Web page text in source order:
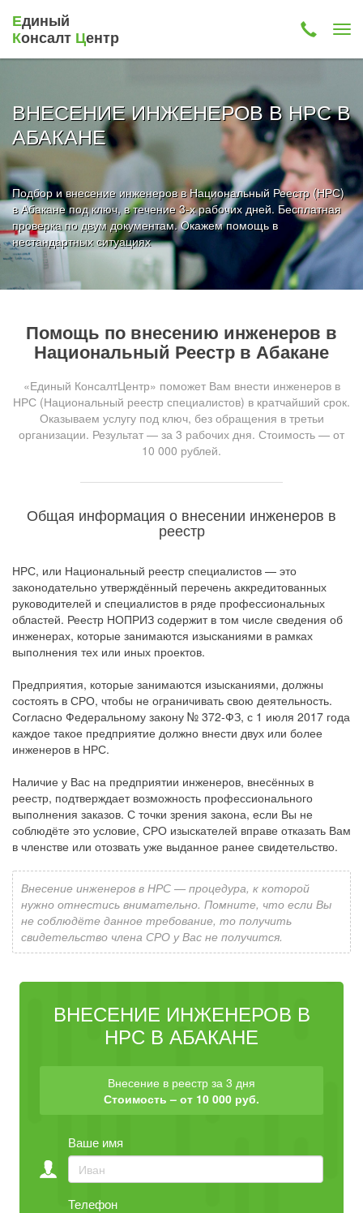
Единый
Консалт Центр
ВНЕСЕНИЕ ИНЖЕНЕРОВ В НРС В
АБАКАНЕ
Подбор и внесение инженеров в Национальный Реестр (НРС)
в Абакане под ключ, в течение 3-х рабочих дней. Бесплатная
проверка по двум документам. Окажем помощь в
нестандартных ситуациях
Помощь по внесению инженеров в
Национальный Реестр в Абакане
«Единый КонсалтЦентр» поможет Вам внести инженеров в
НРС (Национальный реестр специалистов) в кратчайший срок.
Оказываем услугу под ключ, без обращения в третьи
организации. Результат — за 3 рабочих дня. Стоимость — от
10 000 рублей.
Общая информация о внесении инженеров в
реестр
НРС, или Национальный реестр специалистов — это
законодательно утверждённый перечень аккредитованных
руководителей и специалистов в ряде профессиональных
областей. Реестр НОПРИЗ содержит в том числе сведения об
инженерах, которые занимаются изысканиями в рамках
выполнения тех или иных проектов.
Предприятия, которые занимаются изысканиями, должны
состоять в СРО, чтобы не ограничивать свою деятельность.
Согласно Федеральному закону № 372-ФЗ, с 1 июля 2017 года
каждое такое предприятие должно внести двух или более
инженеров в НРС.
Наличие у Вас на предприятии инженеров, внесённых в
реестр, подтверждает возможность профессионального
выполнения заказов. С точки зрения закона, если Вы не
соблюдёте это условие, СРО изыскателей вправе отказать Вам
в членстве или отозвать уже выданное ранее свидетельство.
Внесение инженеров в НРС — процедура, к которой
нужно отнестись внимательно. Помните, что если Вы
не соблюдёте данное требование, то получить
свидетельство члена СРО у Вас не получится.
ВНЕСЕНИЕ ИНЖЕНЕРОВ В
НРС В АБАКАНЕ
Внесение в реестр за 3 дня
Стоимость – от 10 000 руб.
Ваше имя
Телефон